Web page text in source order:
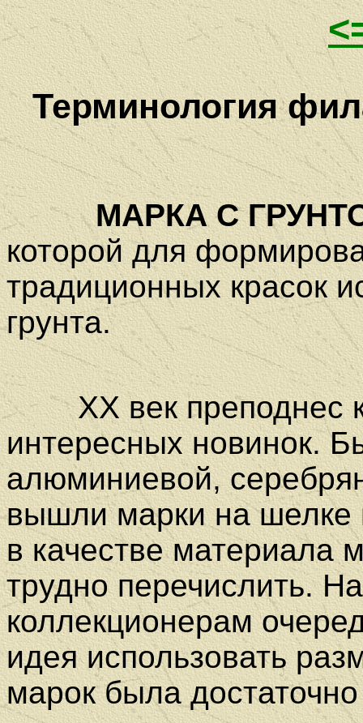
Терминология
МАРКА С
которой для
традиционных красок
грунта.
XX век преподнес
интересных новинок.
алюминиевой,
вышли марки на шелке
в качестве материала
трудно перечислить.
коллекционерам
идея использовать
марок была